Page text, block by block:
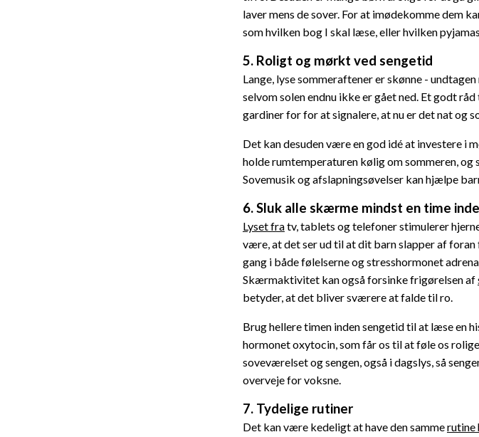
laver mens de sover. For at imødekomme dem
som hvilken bog I skal læse, eller hvilken
5. Roligt og mørkt ved sengetid
Lange, lyse sommeraftener er skønne -
selvom solen endnu ikke er gået ned. Et godt
gardiner for for at signalere, at nu er det nat og
Det kan desuden være en god idé at investere
holde rumtemperaturen kølig om sommeren,
Sovemusik og afslapningsøvelser kan hjælpe
6. Sluk alle skærme mindst en time
Lyset fratv, tablets og telefoner stimulerer
være, at det ser ud til at dit barn slapper af
gang i både følelserne og stresshormonet
Skærmaktivitet kan også forsinke frigørelsen af
betyder, at det bliver sværere at falde til ro.
Brug hellere timen inden sengetid til at læse en
hormonet oxytocin, som får os til at føle os
soveværelset og sengen, også i dagslys, så
overveje for voksne.
7. Tydelige rutiner
Det kan være kedeligt at have den sammerutine